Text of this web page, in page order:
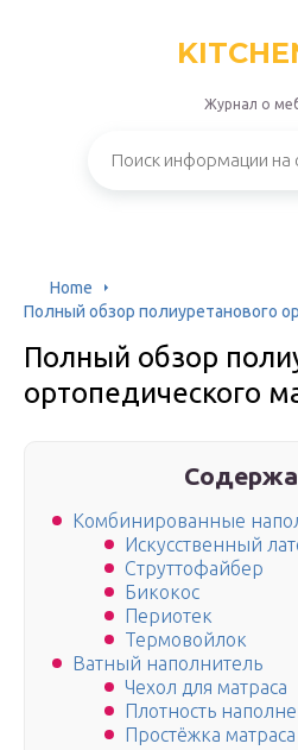
Журнал о
Home
Полный обзор полиуретанового
Полный обзор
ортопедического
Комбинированные
Искусственный
Струттофайбер
Бикокос
Периотек
Термовойлок
Ватный наполнитель
Чехол для матраса
Плотность
Простёжка матраса